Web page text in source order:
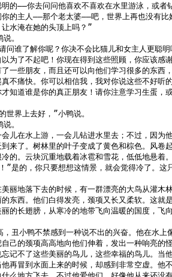
的——你去问问他喜欢不喜欢在水里游泳，或者
的主人——那个老太婆——吧，世界上再也没有比
水淹在她的头顶上吗？”
。
谁了解你呢？你决不会比猫儿和女主人更聪明
为了不起吧！你现在得到这些照顾，你应该感
一些朋友，而且还可以向他们学习很多的东西
不痛快。你可以相信我，我对你说这些不好听
知道谁是你的真正朋友！请你注意学习生蛋，
界上去好，”小鸭说。
。
在水上游，一会儿钻进水里去；不过，因为
来了。树林里的叶子变成了黄色和棕色。风卷
的。云块沉重地载着冰雹和雪花，低低地悬着
”是的，你只要想想这情景，就会觉得冷了。这
地落下去的时候，有一群漂亮的大鸟从灌木
东西。他们白得发亮，颈项又长又柔软。这就
的长翅膀，从寒冷的地带飞向温暖的国度，飞
小鸭不禁感到一种说不出的兴奋。他在水上
己的颈项高高地向他们伸着，发出一种响亮的
记不了这些美丽的鸟儿，这些幸福的鸟儿。当
再冒到水面上来的时候，却感到非常空虚。他